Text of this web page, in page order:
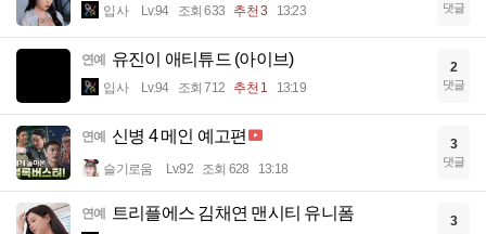
입사 Lv.94 조회 633 추천 3 13:23 댓글
연예 유진이 애티튜드 (아이브)
입사 Lv.94 조회 712 추천 1 13:19
2
댓글
연예 신병 4 메인 예고편
슬기로움 Lv.92 조회 628 13:18
3
댓글
연예 트리플에스 김채연 맨시티 유니폼 3